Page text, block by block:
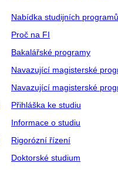
Nabídka studijních programů
Proč na FI
Bakalářské programy
Navazující magisterské
Navazující magisterské
Přihláška ke studiu
Informace o studiu
Rigorózní řízení
Doktorské studium